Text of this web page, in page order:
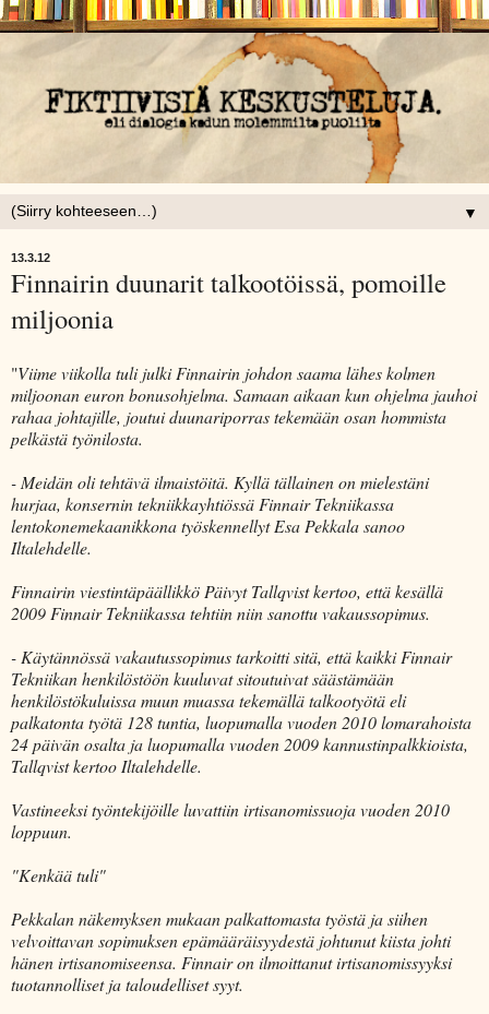
▼
13.3.12
Finnairin duunarit talkootöissä, pomoille
miljoonia
"Viime viikolla tuli julki Finnairin johdon saama lähes kolmen
miljoonan euron bonusohjelma. Samaan aikaan kun ohjelma jauhoi
rahaa johtajille, joutui duunariporras tekemään osan hommista
pelkästä työnilosta.
- Meidän oli tehtävä ilmaistöitä. Kyllä tällainen on mielestäni
hurjaa, konsernin tekniikkayhtiössä Finnair Tekniikassa
lentokonemekaanikkona työskennellyt Esa Pekkala sanoo
Iltalehdelle.
Finnairin viestintäpäällikkö Päivyt Tallqvist kertoo, että kesällä
2009 Finnair Tekniikassa tehtiin niin sanottu vakaussopimus.
- Käytännössä vakautussopimus tarkoitti sitä, että kaikki Finnair
Tekniikan henkilöstöön kuuluvat sitoutuivat säästämään
henkilöstökuluissa muun muassa tekemällä talkootyötä eli
palkatonta työtä 128 tuntia, luopumalla vuoden 2010 lomarahoista
24 päivän osalta ja luopumalla vuoden 2009 kannustinpalkkioista,
Tallqvist kertoo Iltalehdelle.
Vastineeksi työntekijöille luvattiin irtisanomissuoja vuoden 2010
loppuun.
"Kenkää tuli"
Pekkalan näkemyksen mukaan palkattomasta työstä ja siihen
velvoittavan sopimuksen epämääräisyydestä johtunut kiista johti
hänen irtisanomiseensa. Finnair on ilmoittanut irtisanomissyyksi
tuotannolliset ja taloudelliset syyt.